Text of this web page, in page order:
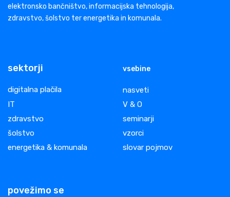
elektronsko bančništvo, informacijska tehnologija,
zdravstvo, šolstvo ter energetika in komunala.
sektorji
digitalna plačila
IT
zdravstvo
šolstvo
energetika & komunala
vsebine
nasveti
V & O
seminarji
vzorci
slovar pojmov
povežimo se